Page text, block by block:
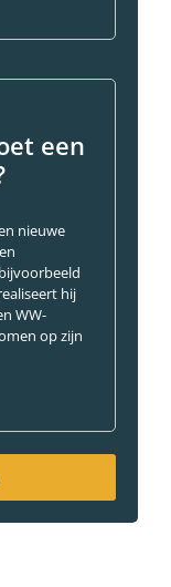
een
nieuwe
hij
WW-
op zijn